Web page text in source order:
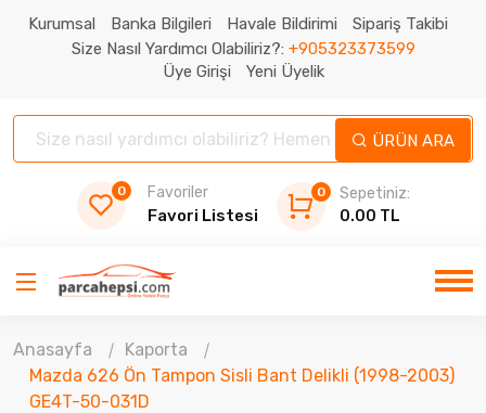
Kurumsal Banka Bilgileri Havale Bildirimi
Sipariş Takibi
Size Nasıl Yardımcı Olabiliriz?: +905323373599
Üye Girişi
Yeni Üyelik
ÜRÜN ARA
0 Favoriler
Favori Listesi
0
Sepetiniz:
0.00 TL
Anasayfa
Kaporta
Mazda 626 Ön Tampon Sisli Bant Delikli (1998-2003)
GE4T-50-031D